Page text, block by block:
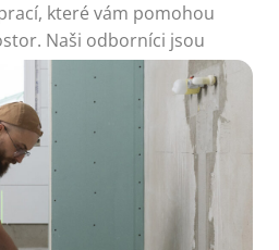
které vám pomohou
Naši odborníci jsou
každý váš sen.